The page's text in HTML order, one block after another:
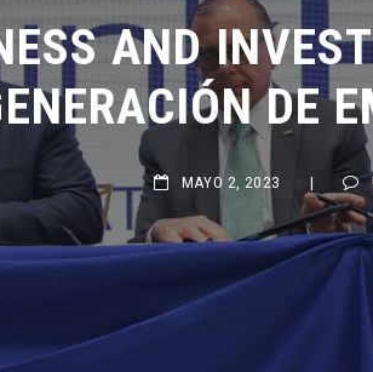
AND
DE
MAYO 2, 2023